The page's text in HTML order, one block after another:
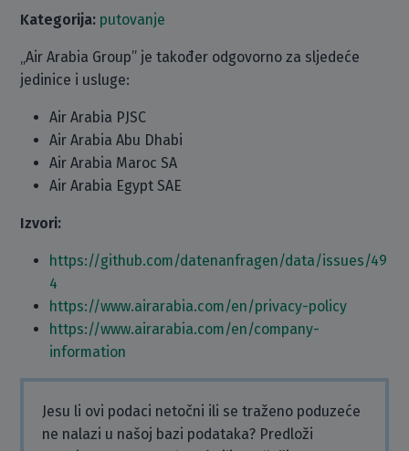
Kategorija: putovanje
„Air Arabia Group” je također odgovorno za sljedeće
jedinice i usluge:
Air Arabia PJSC
Air Arabia Abu Dhabi
Air Arabia Maroc SA
Air Arabia Egypt SAE
Izvori:
https://github.com/datenanfragen/data/issues/49
4
https://www.airarabia.com/en/privacy-policy
https://www.airarabia.com/en/company-
information
Jesu li ovi podaci netočni ili se traženo poduzeće
ne nalazi u našoj bazi podataka? Predloži